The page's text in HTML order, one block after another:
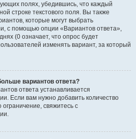
полях, убедившись, что каждый
строке текстового поля. Вы также
которые могут выбрать
с помощью опции «Вариантов ответа»,
(0 означает, что опрос будет
изменять вариант, за который
вариантов ответа?
ответа устанавливается
Если вам нужно добавить количество
свяжитесь с